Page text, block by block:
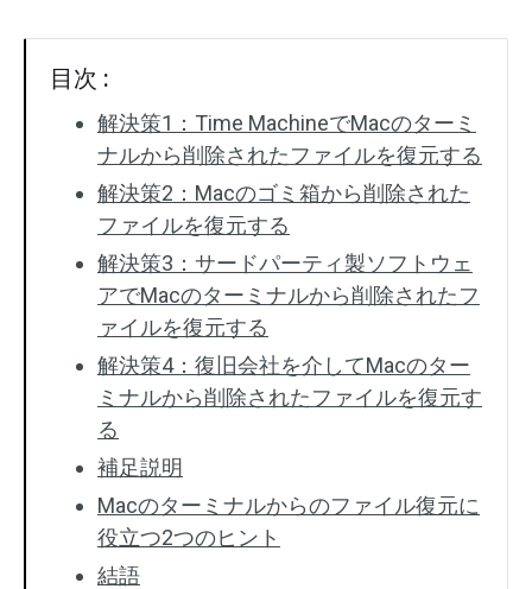
目次 :
解決策1：Time MachineでMacのターミ
ナルから削除されたファイルを復元する
解決策2：Macのゴミ箱から削除された
ファイルを復元する
解決策3：サードパーティ製ソフトウェ
アでMacのターミナルから削除されたフ
ァイルを復元する
解決策4：復旧会社を介してMacのター
ミナルから削除されたファイルを復元す
る
補足説明
Macのターミナルからのファイル復元に
役立つ2つのヒント
結語